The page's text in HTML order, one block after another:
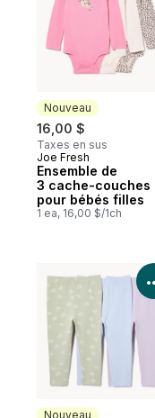
Nouveau
16,00 $
Taxes en sus
Nouveau
Joe Fresh
Ensemble de
3 cache-couches
pour bébés filles
1 ea, 16,00 $/1ch
Nouveau